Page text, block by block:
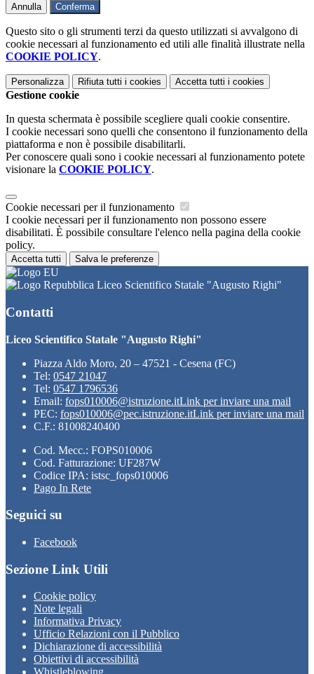
Annulla Conferma
Questo sito o gli strumenti terzi da questo utilizzati si avvalgono di
cookie necessari al funzionamento ed utili alle finalità illustrate nella
COOKIE POLICY.
Personalizza Rifiuta tutti i cookies Accetta tutti i cookies
Gestione cookie
In questa schermata è possibile scegliere quali cookie consentire.
I cookie necessari sono quelli che consentono il funzionamento della
piattaforma e non è possibile disabilitarli.
Per conoscere quali sono i cookie necessari al funzionamento potete
visionare la COOKIE POLICY.
Cookie necessari per il funzionamento
I cookie necessari per il funzionamento non possono essere
disabilitati. È possibile consultare l'elenco nella pagina della cookie
policy.
Accetta tutti Salva le preferenze
Liceo Scientifico Statale "Augusto Righi"
Contatti
Liceo Scientifico Statale "Augusto Righi"
Piazza Aldo Moro, 20 – 47521 - Cesena (FC)
Tel: 0547 21047
Tel: 0547 1796536
Email: fops010006@istruzione.itLink per inviare una mail
PEC: fops010006@pec.istruzione.itLink per inviare una mail
C.F.: 81008240400
Cod. Mecc.: FOPS010006
Cod. Fatturazione: UF287W
Codice IPA: istsc_fops010006
Pago In Rete
Seguici su
Facebook
Sezione Link Utili
Cookie policy
Note legali
Informativa Privacy
Ufficio Relazioni con il Pubblico
Dichiarazione di accessibilità
Obiettivi di accessibilità